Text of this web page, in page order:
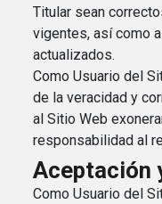
Titular sean
vigentes, así como
actualizados.
Como Usuario del
de la veracidad y
al Sitio Web
responsabilidad al
Aceptación
Como Usuario del